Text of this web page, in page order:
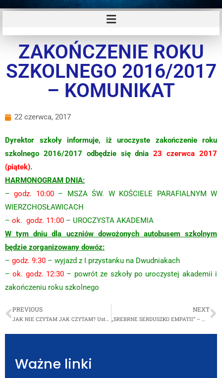
ZAKOŃCZENIE ROKU
SZKOLNEGO 2016/2017
– KOMUNIKAT
22 czerwca, 2017
Dyrektor szkoły informuje, iż uroczyste zakończenie roku
szkolnego 2016/2017 odbędzie się dnia23 czerwca 2017
(piątek).
HARMONOGRAM DNIA:
–godz. 10:00– MSZA ŚW. W KOŚCIELE PARAFIALNYM W
WIERZCHOSŁAWICACH
– ok. godz. 11:00 – UROCZYSTA AKADEMIA
W tym dniu dla uczniów dowożonych autobusem szkolnym
będzie zorganizowany dowóz:
– godz. 9:30 – wyjazd z I przystanku na Dwudniakach
–ok. godz. 12:30 – powrót ze szkoły po uroczystej akademii i
zakończeniu roku szkolnego
PREVIOUS
JAK NIE CZYTAM JAK CZYTAM? Ustanawiamy rekord czytania w jednym momencie.
NEXT
„SREBRNE SERDUSZKO EMPATII” – WYRÓŻNIENIE ZA WOLONTARIAT
Ważne linki